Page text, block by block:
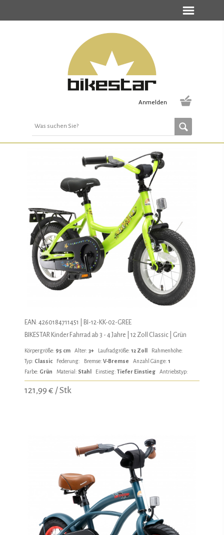
Anmelden
EAN: 4260184711451 | BI-12-KK-02-GREE
BIKESTAR Kinder Fahrrad ab 3 - 4 Jahre | 12 Zoll Classic | Grün
Körpergröße: 95 cm Alter: 3+ Laufradgröße: 12 Zoll
Rahmenhöhe:
Typ: Classic Federung: Bremse: V-Bremse Anzahl Gänge: 1
Farbe: Grün Material: Stahl Einstieg: Tiefer Einstieg Antriebstyp:
121,99 € / Stk